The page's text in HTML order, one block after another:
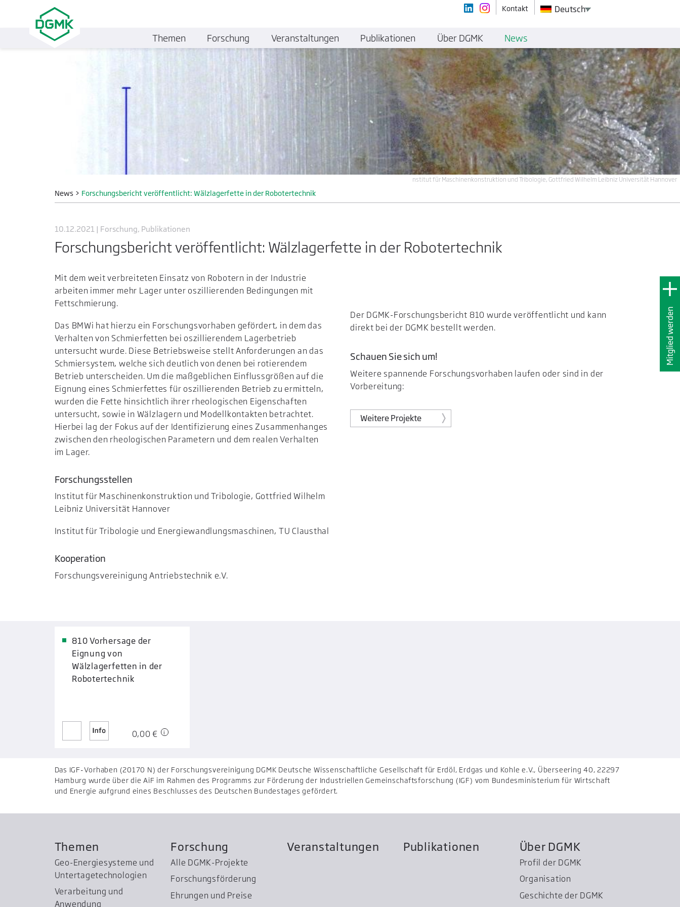
Mitglied werden
nstitut für Maschinenkonstruktion und Tribologie, Gottfried Wilhelm Leibniz Universität Hannover
News> Forschungsbericht veröffentlicht: Wälzlagerfette in der Robotertechnik
10.12.2021 | Forschung, Publikationen
Forschungsbericht veröffentlicht: Wälzlagerfette in der Robotertechnik
Mit dem weit verbreiteten Einsatz von Robotern in der Industrie
arbeiten immer mehr Lager unter oszillierenden Bedingungen mit
Fettschmierung.
Das BMWi hat hierzu ein Forschungsvorhaben gefördert, in dem das
Verhalten von Schmierfetten bei oszillierendem Lagerbetrieb
untersucht wurde. Diese Betriebsweise stellt Anforderungen an das
Schmiersystem, welche sich deutlich von denen bei rotierendem
Betrieb unterscheiden. Um die maßgeblichen Einflussgrößen auf die
Eignung eines Schmierfettes für oszillierenden Betrieb zu ermitteln,
wurden die Fette hinsichtlich ihrer rheologischen Eigenschaften
untersucht, sowie in Wälzlagern und Modellkontakten betrachtet.
Hierbei lag der Fokus auf der Identifizierung eines Zusammenhanges
zwischen den rheologischen Parametern und dem realen Verhalten
im Lager.
Forschungsstellen
Institut für Maschinenkonstruktion und Tribologie, Gottfried Wilhelm
Leibniz Universität Hannover
Institut für Tribologie und Energiewandlungsmaschinen, TU Clausthal
Kooperation
Forschungsvereinigung Antriebstechnik e.V.
Der DGMK-Forschungsbericht 810 wurde veröffentlicht und kann
direkt bei der DGMK bestellt werden.
Schauen Sie sich um!
Weitere spannende Forschungsvorhaben laufen oder sind in der
Vorbereitung:
Weitere Projekte
810 Vorhersage der
Eignung von
Wälzlagerfetten in der
Robotertechnik
0,00 €
Das IGF-Vorhaben (20170 N) der Forschungsvereinigung DGMK Deutsche Wissenschaftliche Gesellschaft für Erdöl, Erdgas und Kohle e.V., Überseering 40, 22297
Hamburg wurde über die AiF im Rahmen des Programms zur Förderung der Industriellen Gemeinschaftsforschung (IGF) vom Bundesministerium für Wirtschaft
und Energie aufgrund eines Beschlusses des Deutschen Bundestages gefördert.
Themen
Geo-Energiesysteme und
Untertage­technologien
Verarbeitung und
Anwendung
Forschung
Alle DGMK-Projekte
Forschungsförderung
Ehrungen und Preise
Veranstaltungen Publikationen Über DGMK
Profil der DGMK
Organisation
Geschichte der DGMK
Kontakt Deutsch
Themen Forschung Veranstaltungen Publikationen Über DGMK News